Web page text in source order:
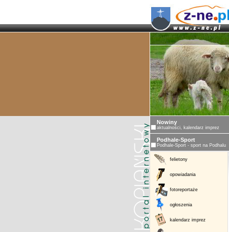
Nowiny
aktualności, kalendarz imprez
Podhale-Sport
Podhale-Sport - sport na Podhalu
felietony
opowiadania
fotoreportaże
ogłoszenia
kalendarz imprez